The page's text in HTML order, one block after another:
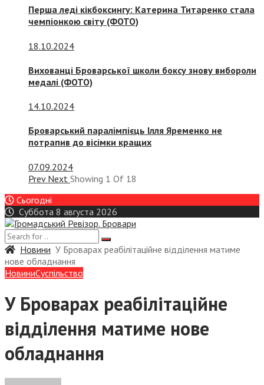
Перша леді кікбоксингу: Катерина Титаренко стала
чемпіонкою світу (ФОТО)
18.10.2024
Вихованці Броварської школи боксу знову вибороли
медалі (ФОТО)
14.10.2024
Броварський паралімпієць Ілля Яременко не
потрапив до вісімки кращих
07.09.2024
Prev Next Showing 1 Of 18
Сьогодні
Суббота 8 августа 2026
Новини У Броварах реабілітаційне відділення матиме
нове обладнання
НовиниСуспiльство
У Броварах реабілітаційне
відділення матиме нове
обладнання